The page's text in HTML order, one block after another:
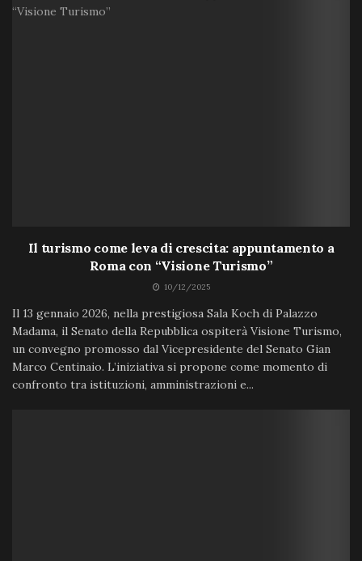
Il turismo come leva di crescita: appuntamento a
Roma con “Visione Turismo”
10/12/2025
Il 13 gennaio 2026, nella prestigiosa Sala Koch di Palazzo
Madama, il Senato della Repubblica ospiterà Visione Turismo,
un convegno promosso dal Vicepresidente del Senato Gian
Marco Centinaio. L’iniziativa si propone come momento di
confronto tra istituzioni, amministrazioni e...